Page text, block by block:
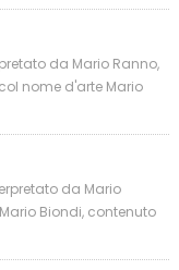
da Mario Ranno,
nome d'arte Mario
da Mario
Biondi, contenuto